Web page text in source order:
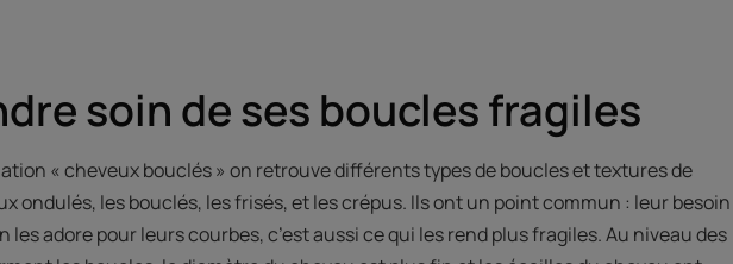
soin de ses boucles fragiles
« cheveux bouclés » on retrouve différents types de boucles et textures de
ondulés, les bouclés, les frisés, et les crépus. Ils ont un point commun : leur besoin
les adore pour leurs courbes, c’est aussi ce qui les rend plus fragiles. Au niveau des